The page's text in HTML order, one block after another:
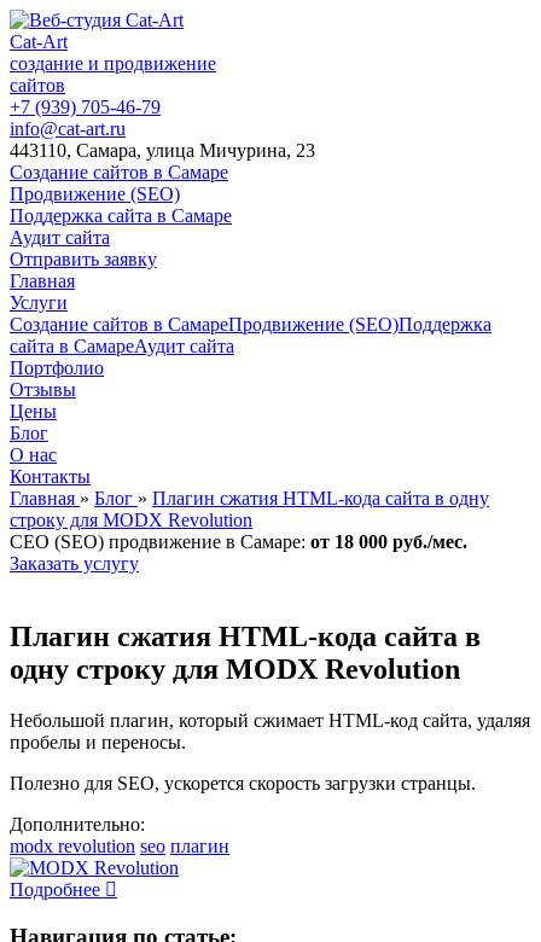
Cat-Art
создание и продвижение
сайтов
+7 (939) 705-46-79
info@cat-art.ru
443110, Самара, улица Мичурина, 23
Создание сайтов в Самаре
Продвижение (SEO)
Поддержка сайта в Самаре
Аудит сайта
Отправить заявку
Главная
Услуги
Создание сайтов в СамареПродвижение (SEO)Поддержка
сайта в СамареАудит сайта
Портфолио
Отзывы
Цены
Блог
О нас
Контакты
Главная » Блог » Плагин сжатия HTML-кода сайта в одну
строку для MODX Revolution
СЕО (SEO) продвижение в Самаре: от 18 000 руб./мес.
Заказать услугу
Плагин сжатия HTML-кода сайта в
одну строку для MODX Revolution
Небольшой плагин, который сжимает HTML-код сайта, удаляя
пробелы и переносы.
Полезно для SEO, ускорется скорость загрузки странцы.
Дополнительно:
modx revolution seo плагин
Подробнее
Навигация по статье: